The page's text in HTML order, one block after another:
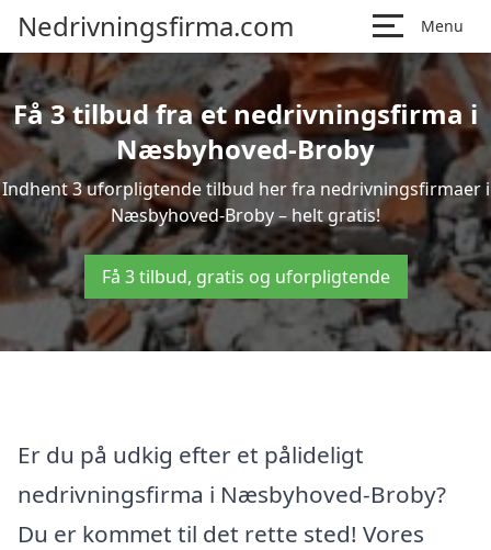
Nedrivningsfirma.com Menu
Få 3 tilbud fra et nedrivningsfirma i
Næsbyhoved-Broby
Indhent 3 uforpligtende tilbud her fra nedrivningsfirmaer i
Næsbyhoved-Broby – helt gratis!
Få 3 tilbud, gratis og uforpligtende
Er du på udkig efter et pålideligt
nedrivningsfirma i Næsbyhoved-Broby?
Du er kommet til det rette sted! Vores